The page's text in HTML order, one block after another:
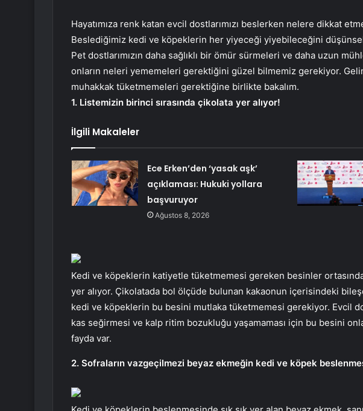
Hayatımıza renk katan evcil dostlarımızı beslerken nelere dikkat
Beslediğimiz kedi ve köpeklerin her yiyeceği yiyebileceğini
Pet dostlarımızın daha sağlıklı bir ömür sürmeleri ve daha uzun
onların neleri yememeleri gerektiğini güzel bilmemiz gerekiyor.
muhakkak tüketmemeleri gerektiğine birlikte bakalım.
1. Listemizin birinci sırasında çikolata yer alıyor!
İlgili Makaleler
Ece Erken’den ‘yasak aşk’
açıklaması: Hukuki yollara
başvuruyor
Ağustos 8, 2026
Kedi ve köpeklerin katiyetle tüketmemesi gereken besinler
yer alıyor. Çikolatada bol ölçüde bulunan kakaonun içerisindeki
kedi ve köpeklerin bu besini mutlaka tüketmemesi gerekiyor. Evcil
kas seğirmesi ve kalp ritim bozukluğu yaşamaması için bu besini
fayda var.
2. Sofraların vazgeçilmezi beyaz ekmeğin kedi ve köpek